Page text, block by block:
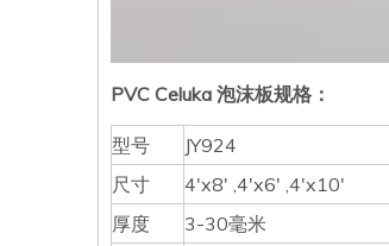
PVC Celuka 泡沫板规格：
型号
JY924
尺寸
4'x8' ,4'x6' ,4'x10'
厚度
3-30毫米